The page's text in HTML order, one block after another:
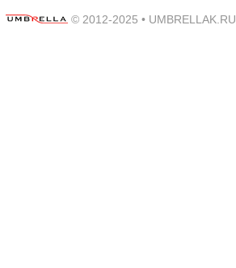
© 2012-2025 • UMBRELLAK.RU